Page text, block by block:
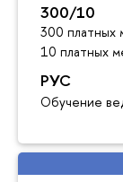
300/10
300 платных
10 платных
РУС
Обучение